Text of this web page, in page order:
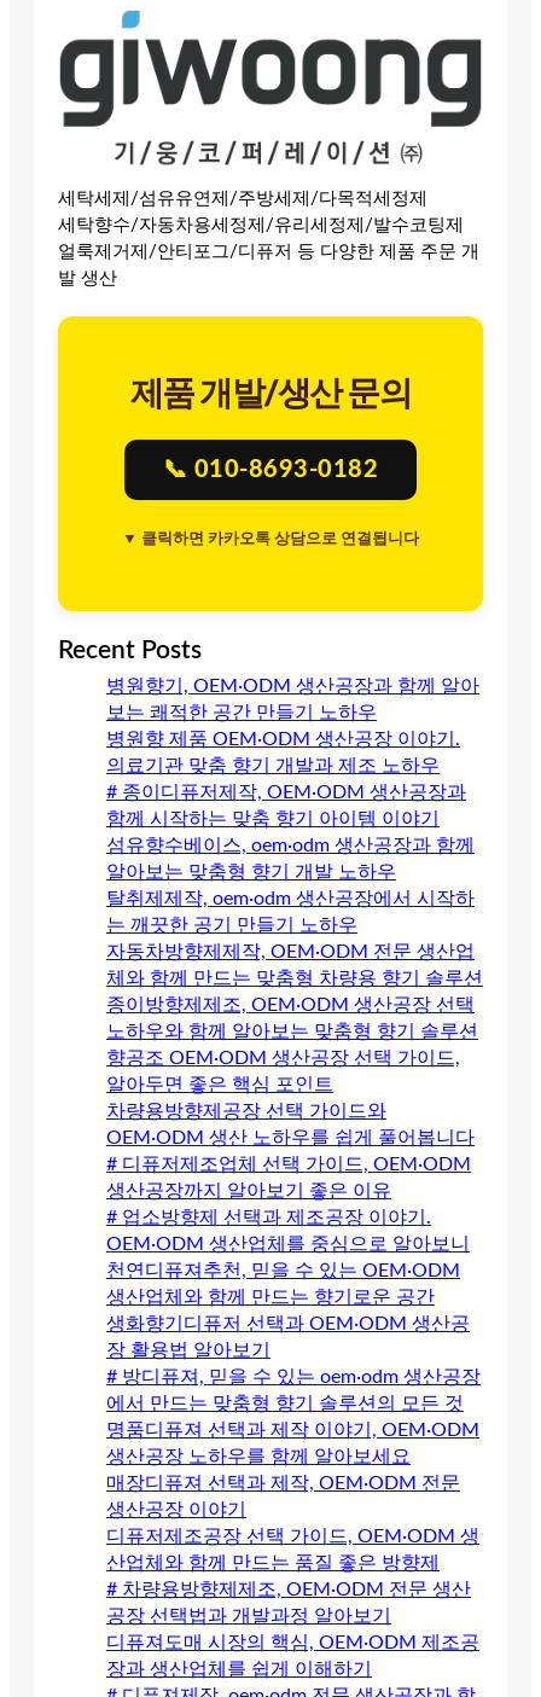
세탁세제/섬유유연제/주방세제/다목적세정제
세탁향수/자동차용세정제/유리세정제/발수코팅제
얼룩제거제/안티포그/디퓨저 등 다양한 제품 주문 개
발 생산
제품 개발/생산 문의
📞 010-8693-0182
▼ 클릭하면 카카오톡 상담으로 연결됩니다
Recent Posts
병원향기, OEM·ODM 생산공장과 함께 알아
보는 쾌적한 공간 만들기 노하우
병원향 제품 OEM·ODM 생산공장 이야기.
의료기관 맞춤 향기 개발과 제조 노하우
# 종이디퓨저제작, OEM·ODM 생산공장과
함께 시작하는 맞춤 향기 아이템 이야기
섬유향수베이스, oem·odm 생산공장과 함께
알아보는 맞춤형 향기 개발 노하우
탈취제제작, oem·odm 생산공장에서 시작하
는 깨끗한 공기 만들기 노하우
자동차방향제제작, OEM·ODM 전문 생산업
체와 함께 만드는 맞춤형 차량용 향기 솔루션
종이방향제제조, OEM·ODM 생산공장 선택
노하우와 함께 알아보는 맞춤형 향기 솔루션
향공조 OEM·ODM 생산공장 선택 가이드,
알아두면 좋은 핵심 포인트
차량용방향제공장 선택 가이드와
OEM·ODM 생산 노하우를 쉽게 풀어봅니다
# 디퓨저제조업체 선택 가이드, OEM·ODM
생산공장까지 알아보기 좋은 이유
# 업소방향제 선택과 제조공장 이야기.
OEM·ODM 생산업체를 중심으로 알아보니
천연디퓨져추천, 믿을 수 있는 OEM·ODM
생산업체와 함께 만드는 향기로운 공간
생화향기디퓨저 선택과 OEM·ODM 생산공
장 활용법 알아보기
# 방디퓨져, 믿을 수 있는 oem·odm 생산공장
에서 만드는 맞춤형 향기 솔루션의 모든 것
명품디퓨져 선택과 제작 이야기, OEM·ODM
생산공장 노하우를 함께 알아보세요
매장디퓨져 선택과 제작, OEM·ODM 전문
생산공장 이야기
디퓨저제조공장 선택 가이드, OEM·ODM 생
산업체와 함께 만드는 품질 좋은 방향제
# 차량용방향제제조, OEM·ODM 전문 생산
공장 선택법과 개발과정 알아보기
디퓨져도매 시장의 핵심, OEM·ODM 제조공
장과 생산업체를 쉽게 이해하기